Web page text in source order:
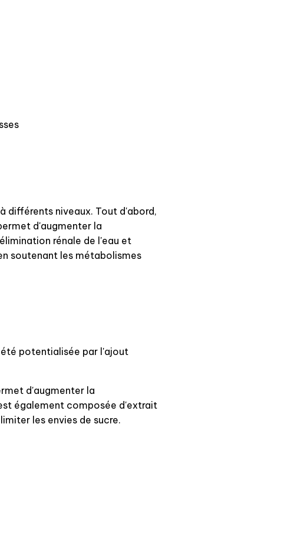
différents niveaux. Tout d'abord,
d'augmenter la
rénale de l'eau et
soutenant les métabolismes
été potentialisée par l'ajout
d'augmenter la
également composée d'extrait
les envies de sucre.